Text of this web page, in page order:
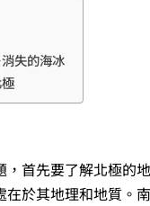
失的海冰
，首先要了解北極的
在於其地理和地質。